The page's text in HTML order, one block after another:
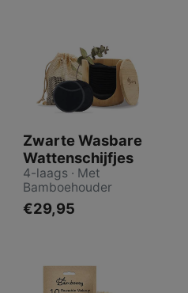
Zwarte Wasbare
Wattenschijfjes
4-laags · Met
Bamboehouder
€29,95